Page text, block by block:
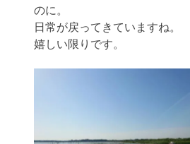
のに。
日常が戻ってきていますね。
嬉しい限りです。